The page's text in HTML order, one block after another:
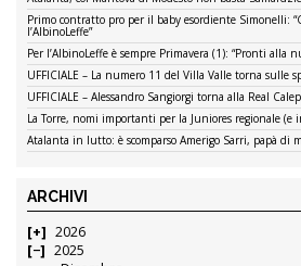
Primo contratto pro per il baby esordiente Simonelli:
l’AlbinoLeffe”
Per l’AlbinoLeffe è sempre Primavera (1): “Pronti alla
UFFICIALE – La numero 11 del Villa Valle torna sulle
UFFICIALE – Alessandro Sangiorgi torna alla Real
La Torre, nomi importanti per la Juniores regionale (e
Atalanta in lutto: è scomparso Amerigo Sarri, papà di
ARCHIVI
2026
2025